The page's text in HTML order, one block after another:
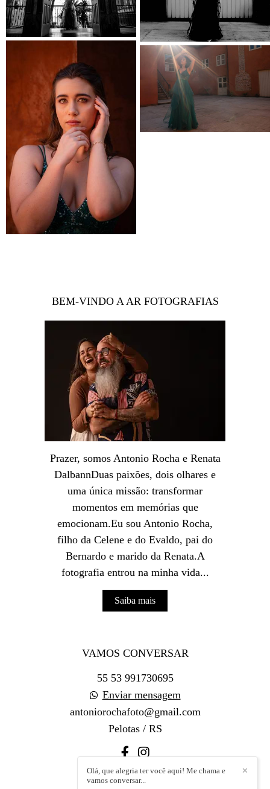
BEM-VINDO A AR FOTOGRAFIAS
Prazer, somos Antonio Rocha e Renata
DalbannDuas paixões, dois olhares e
uma única missão: transformar
momentos em memórias que
emocionam.Eu sou Antonio Rocha,
filho da Celene e do Evaldo, pai do
Bernardo e marido da Renata.A
fotografia entrou na minha vida...
Saiba mais
VAMOS CONVERSAR
55 53 991730695
Enviar mensagem
antoniorochafoto@gmail.com
Pelotas / RS
✕
Olá, que alegria ter você aqui! Me chama e
vamos conversar...